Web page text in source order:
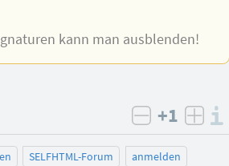
kann man ausblenden!
negativ
+1
SELFHTML-Forum
anmelden